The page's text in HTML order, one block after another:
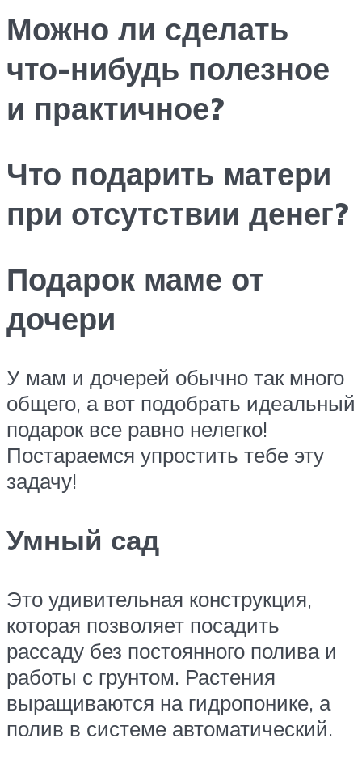
Можно ли сделать
что-нибудь полезное
и практичное?
Что подарить матери
при отсутствии денег?
Подарок маме от
дочери
У мам и дочерей обычно так много
общего, а вот подобрать идеальный
подарок все равно нелегко!
Постараемся упростить тебе эту
задачу!
Умный сад
Это удивительная конструкция,
которая позволяет посадить
рассаду без постоянного полива и
работы с грунтом. Растения
выращиваются на гидропонике, а
полив в системе автоматический.